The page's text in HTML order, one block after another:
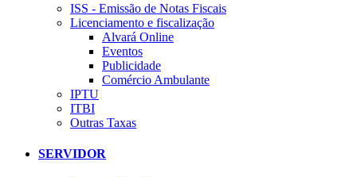
ISS - Emissão de Notas Fiscais
Licenciamento e fiscalização
Alvará Online
Eventos
Publicidade
Comércio Ambulante
IPTU
ITBI
Outras Taxas
SERVIDOR